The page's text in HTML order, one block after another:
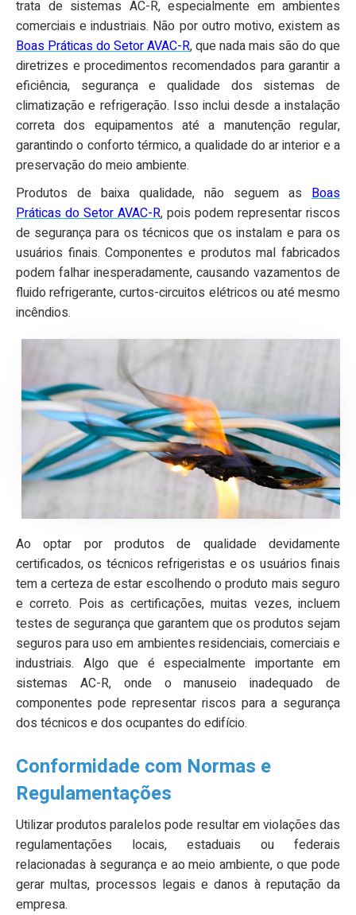
trata de sistemas AC-R, especialmente em ambientes
comerciais e industriais. Não por outro motivo, existem as
Boas Práticas do Setor AVAC-R, que nada mais são do que
diretrizes e procedimentos recomendados para garantir a
eficiência, segurança e qualidade dos sistemas de
climatização e refrigeração. Isso inclui desde a instalação
correta dos equipamentos até a manutenção regular,
garantindo o conforto térmico, a qualidade do ar interior e a
preservação do meio ambiente.
Produtos de baixa qualidade, não seguem as Boas
Práticas do Setor AVAC-R, pois podem representar riscos
de segurança para os técnicos que os instalam e para os
usuários finais. Componentes e produtos mal fabricados
podem falhar inesperadamente, causando vazamentos de
fluido refrigerante, curtos-circuitos elétricos ou até mesmo
incêndios.
Ao optar por produtos de qualidade devidamente
certificados, os técnicos refrigeristas e os usuários finais
tem a certeza de estar escolhendo o produto mais seguro
e correto. Pois as certificações, muitas vezes, incluem
testes de segurança que garantem que os produtos sejam
seguros para uso em ambientes residenciais, comerciais e
industriais. Algo que é especialmente importante em
sistemas AC-R, onde o manuseio inadequado de
componentes pode representar riscos para a segurança
dos técnicos e dos ocupantes do edifício.
Conformidade com Normas e
Regulamentações
Utilizar produtos paralelos pode resultar em violações das
regulamentações locais, estaduais ou federais
relacionadas à segurança e ao meio ambiente, o que pode
gerar multas, processos legais e danos à reputação da
empresa.